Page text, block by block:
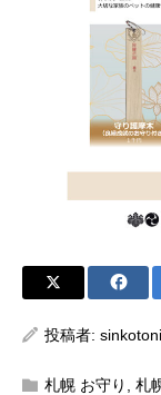
投稿者:
札幌 お守り 札